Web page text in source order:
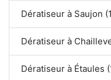
Dératiseur à Saujon
Dératiseur à
Dératiseur à Étaules